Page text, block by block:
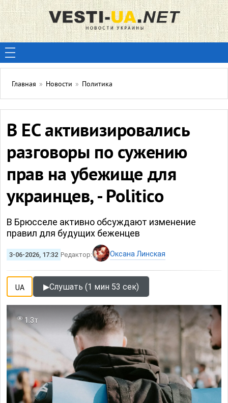
Главная » Новости » Политика
В ЕС активизировались
разговоры по сужению
прав на убежище для
украинцев, - Politico
В Брюсселе активно обсуждают изменение
правил для будущих беженцев
3-06-2026, 17:32 Редактор: Оксана Линская
UA ▶Слушать (1 мин 53 сек)
1.3т